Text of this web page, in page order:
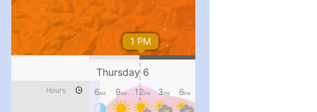
#PipIvanToday...